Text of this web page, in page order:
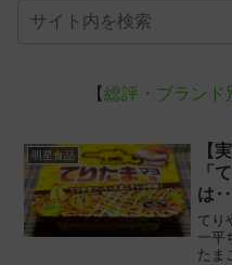
【総評・ブランド
明星食品
【
「
は
てり
一平
たま